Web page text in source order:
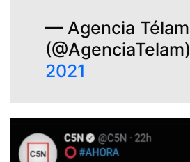
— Agencia Télam
(@AgenciaTelam)
2021